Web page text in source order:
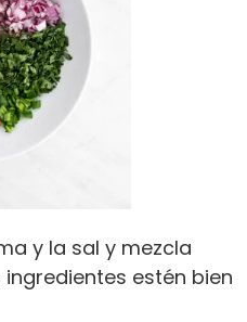
y la sal y mezcla
estén bien